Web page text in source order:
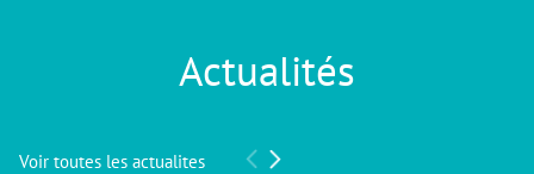
Actualités
Voir toutes les actualites